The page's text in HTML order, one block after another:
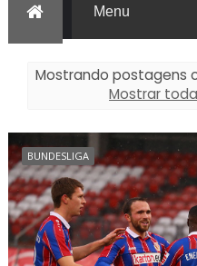
Mostrando postagens
Mostrar
BUNDESLIGA